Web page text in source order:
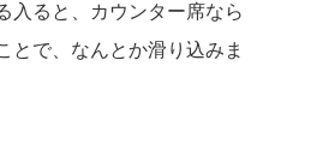
入ると、カウンター席なら
とで、なんとか滑り込みま